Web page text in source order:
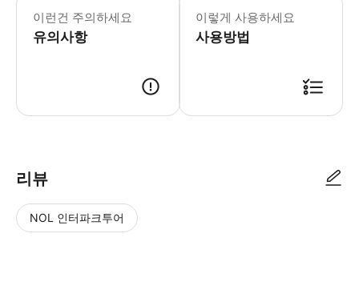
이런건 주의하세요
유의사항
이렇게 사용하세요
사용방법
리뷰
NOL 인터파크투어